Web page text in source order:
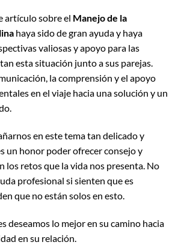
artículo sobre el Manejo de la
haya sido de gran ayuda y haya
valiosas y apoyo para las
esta situación junto a sus parejas.
la comprensión y el apoyo
en el viaje hacia una solución y un
en este tema tan delicado y
un honor poder ofrecer consejo y
los retos que la vida nos presenta. No
profesional si sienten que es
que no están solos en esto.
deseamos lo mejor en su camino hacia
en su relación.